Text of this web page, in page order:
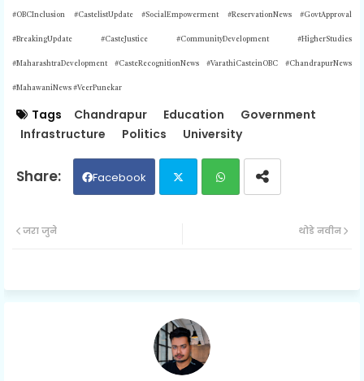
#OBCInclusion #CastelistUpdate #SocialEmpowerment #ReservationNews #GovtApproval
#BreakingUpdate #CasteJustice #CommunityDevelopment #HigherStudies
#MaharashtraDevelopment #CasteRecognitionNews #VarathiCasteinOBC #ChandrapurNews
#MahawaniNews #VeerPunekar
Tags Chandrapur Education
Government
Infrastructure
Politics University
Facebook
ap
थोडे नवीन
जरा जुने